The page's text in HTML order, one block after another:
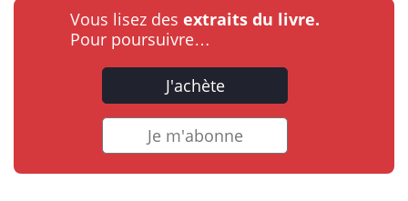
Vous lisez des extraits du livre.
Pour poursuivre…
J'achète
Je m'abonne